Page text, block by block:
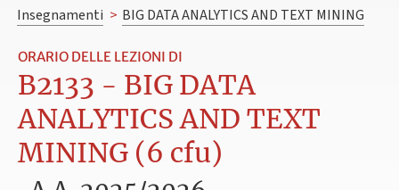
Insegnamenti > BIG DATA ANALYTICS AND TEXT MINING
ORARIO DELLE LEZIONI DI
B2133 - BIG DATA
ANALYTICS AND TEXT
MINING (6 cfu)